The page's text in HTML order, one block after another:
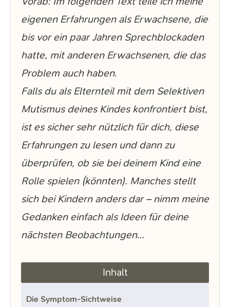
eigenen Erfahrungen als Erwachsene, die
bis vor ein paar Jahren Sprechblockaden
hatte, mit anderen Erwachsenen, die das
Problem auch haben.
Falls du als Elternteil mit dem Selektiven
Mutismus deines Kindes konfrontiert bist,
ist es sicher sehr nützlich für dich, diese
Erfahrungen zu lesen und dann zu
überprüfen, ob sie bei deinem Kind eine
Rolle spielen (könnten). Manches stellt
sich bei Kindern anders dar – nimm meine
Gedanken einfach als Ideen für deine
nächsten Beobachtungen…
Inhalt
Die Symptom-Sichtweise